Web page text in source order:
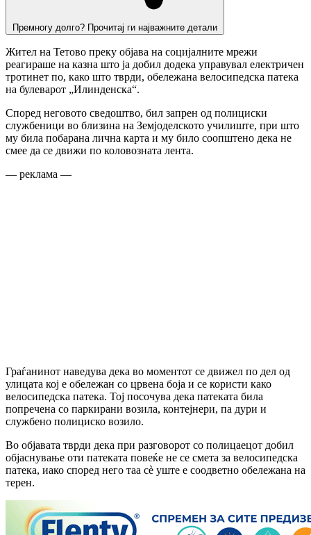
Премногу долго? Прочитај ги најважните детали
Жител на Тетово преку објава на социјалните мрежи
реагираше на казна што ја добил додека управувал електричен
тротинет по, како што тврди, обележана велосипедска патека
на булеварот „Илинденска“.
Според неговото сведоштво, бил запрен од полициски
службеници во близина на Земјоделското училиште, при што
му била побарана лична карта и му било соопштено дека не
смее да се движи по коловозната лента.
— реклама —
Граѓанинот наведува дека во моментот се движел по дел од
улицата кој е обележан со црвена боја и се користи како
велосипедска патека. Тој посочува дека патеката била
попречена со паркирани возила, контејнери, па дури и
службено полициско возило.
Во објавата тврди дека при разговорот со полицаецот добил
објаснување оти патеката повеќе не се смета за велосипедска
патека, иако според него таа сè уште е соодветно обележана на
терен.